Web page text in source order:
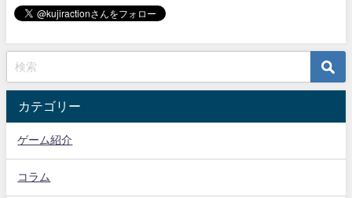
カテゴリー
ゲーム紹介
コラム